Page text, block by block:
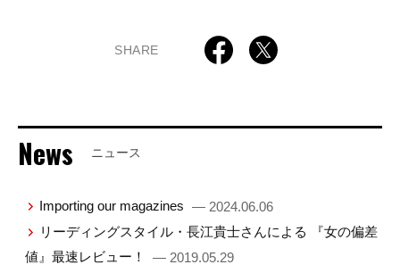
で利用いたします。
ａ ご購入・ご登録いただいた商品・サービスの
雑誌・書籍などのご購入の確認やお届けをするた
め。
ールを配信するため。
電子メール配信サービスのお申し込みの確認やメ
ールを配信するため。
SHARE
News ニュース
Importing our magazines — 2024.06.06
リーディングスタイル・⾧江貴士さんによる 『女の偏差
値』最速レビュー！
— 2019.05.29